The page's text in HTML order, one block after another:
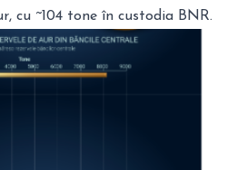
cu ~104 tone în custodia BNR.